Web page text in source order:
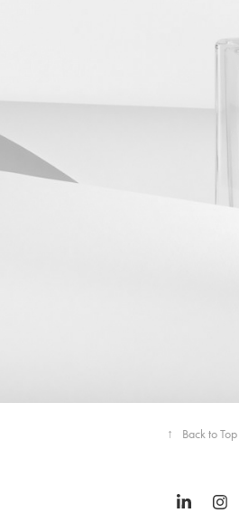
↑ Back to Top